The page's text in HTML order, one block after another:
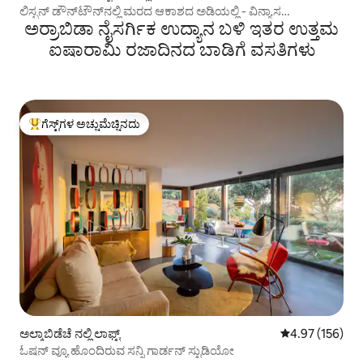
ಲಿಸ್ಬನ್ ಡೌನ್‌ಟೌನ್‌ನಲ್ಲಿ ಮರದ ಆಕಾಶದ ಅಡಿಯಲ್ಲಿ - ವಿನ್ಯಾಸ
ಅಪಾರ್ಟ್‌ಮೆಂಟ್
ಅರ್ರಾಬಿಡಾ ನೈಸರ್ಗಿಕ ಉದ್ಯಾನ ಬಳಿ ಇತರ ಉತ್ತಮ
ಐಷಾರಾಮಿ ರಜಾದಿನದ ಬಾಡಿಗೆ ವಸತಿಗಳು
ಗೆಸ್ಟ್‌ಗಳಿಗೆ ಅತಿ ಹೆಚ್ಚು ಅಚ್ಚುಮೆಚ್ಚಿನದು
ಗೆಸ್ಟ್‌ಗಳ ಅಚ್ಚುಮೆಚ್ಚಿನದು
ಅಲ್ಕಾಬಿಡೆಚೆ ನಲ್ಲಿ ಲಾಫ್ಟ್ 5 ರಲ್ಲಿ 4.97
4.97 (156)
ಓಷನ್ ವ್ಯೂ ಹೊಂದಿರುವ ಸನ್ನಿ ಗಾರ್ಡನ್ ಸ್ಟುಡಿಯೋ